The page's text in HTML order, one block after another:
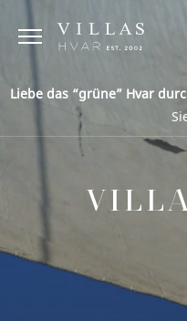
Liebe das “grüne” Hvar